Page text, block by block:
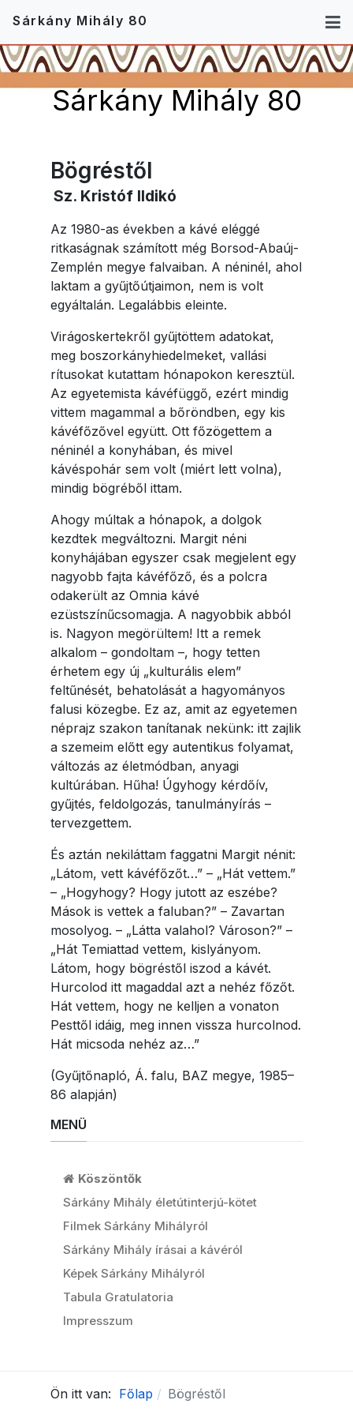
Sárkány Mihály 80
Sárkány Mihály 80
Bögréstől
Sz. Kristóf Ildikó
Az 1980-as években a kávé eléggé
ritkaságnak számított még Borsod-Abaúj-
Zemplén megye falvaiban. A néninél, ahol
laktam a gyűjtőútjaimon, nem is volt
egyáltalán. Legalábbis eleinte.
Virágoskertekről gyűjtöttem adatokat,
meg boszorkányhiedelmeket, vallási
rítusokat kutattam hónapokon keresztül.
Az egyetemista kávéfüggő, ezért mindig
vittem magammal a bőröndben, egy kis
kávéfőzővel együtt. Ott főzögettem a
néninél a konyhában, és mivel
kávéspohár sem volt (miért lett volna),
mindig bögréből ittam.
Ahogy múltak a hónapok, a dolgok
kezdtek megváltozni. Margit néni
konyhájában egyszer csak megjelent egy
nagyobb fajta kávéfőző, és a polcra
odakerült az Omnia kávé
ezüstszínűcsomagja. A nagyobbik abból
is. Nagyon megörültem! Itt a remek
alkalom – gondoltam –, hogy tetten
érhetem egy új „kulturális elem”
feltűnését, behatolását a hagyományos
falusi közegbe. Ez az, amit az egyetemen
néprajz szakon tanítanak nekünk: itt zajlik
a szemeim előtt egy autentikus folyamat,
változás az életmódban, anyagi
kultúrában. Hűha! Úgyhogy kérdőív,
gyűjtés, feldolgozás, tanulmányírás –
tervezgettem.
És aztán nekiláttam faggatni Margit nénit:
„Látom, vett kávéfőzőt…” – „Hát vettem.”
– „Hogyhogy? Hogy jutott az eszébe?
Mások is vettek a faluban?” – Zavartan
mosolyog. – „Látta valahol? Városon?” –
„Hát Temiattad vettem, kislyányom.
Látom, hogy bögréstől iszod a kávét.
Hurcolod itt magaddal azt a nehéz főzőt.
Hát vettem, hogy ne kelljen a vonaton
Pesttől idáig, meg innen vissza hurcolnod.
Hát micsoda nehéz az…”
(Gyűjtőnapló, Á. falu, BAZ megye, 1985–
86 alapján)
MENÜ
Köszöntők
Sárkány Mihály életútinterjú-kötet
Filmek Sárkány Mihályról
Sárkány Mihály írásai a kávéról
Képek Sárkány Mihályról
Tabula Gratulatoria
Impresszum
Ön itt van: Főlap Bögréstől